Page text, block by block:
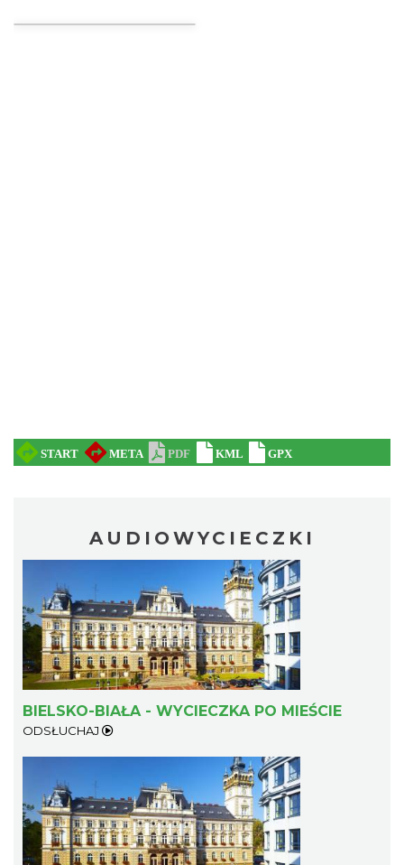
AUDIOWYCIECZKI
BIELSKO-BIAŁA - WYCIECZKA PO MIEŚCIE
ODSŁUCHAJ